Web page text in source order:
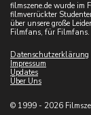
filmszene.de wurde im
filmverrückter
über unsere große
Filmfans, für Filmfans.
Datenschutzerklärung
Impressum
Updates
Über Uns
© 1999 - 2026